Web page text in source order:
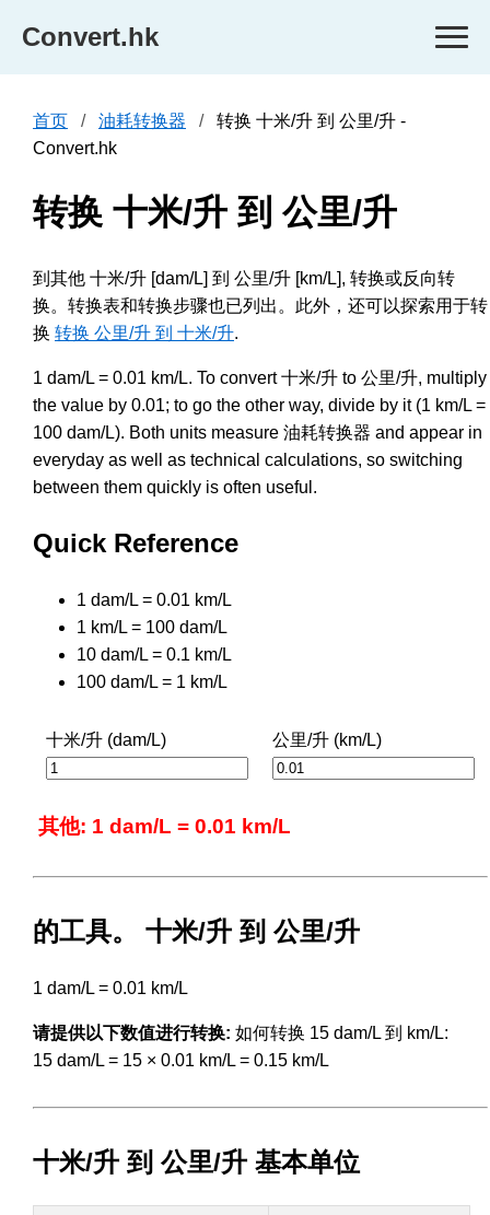
Convert.hk
首页 油耗转换器
转换 十米/升 到 公里/升 -
Convert.hk
转换 十米/升 到 公里/升
到其他 十米/升 [dam/L] 到 公里/升 [km/L], 转换或反向转
换。转换表和转换步骤也已列出。此外，还可以探索用于转
换 转换 公里/升 到 十米/升.
1 dam/L = 0.01 km/L. To convert 十米/升 to 公里/升, multiply
the value by 0.01; to go the other way, divide by it (1 km/L =
100 dam/L). Both units measure 油耗转换器 and appear in
everyday as well as technical calculations, so switching
between them quickly is often useful.
Quick Reference
1 dam/L = 0.01 km/L
1 km/L = 100 dam/L
10 dam/L = 0.1 km/L
100 dam/L = 1 km/L
十米/升 (dam/L) 公里/升 (km/L)
其他: 1 dam/L = 0.01 km/L
的工具。 十米/升 到 公里/升
1 dam/L = 0.01 km/L
请提供以下数值进行转换: 如何转换 15 dam/L 到 km/L:
15 dam/L = 15 × 0.01 km/L = 0.15 km/L
十米/升 到 公里/升 基本单位